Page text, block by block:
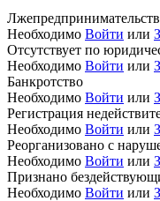
Необходимо Войти или
Отсутствует по
Необходимо Войти или
Банкротство
Необходимо Войти или
Регистрация
Необходимо Войти или
Реорганизовано с
Необходимо Войти или
Признано
Необходимо Войти или